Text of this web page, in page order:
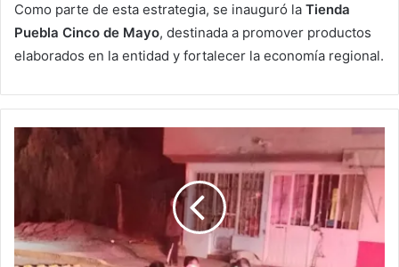
Como parte de esta estrategia, se inauguró la Tienda
Puebla Cinco de Mayo, destinada a promover productos
elaborados en la entidad y fortalecer la economía regional.